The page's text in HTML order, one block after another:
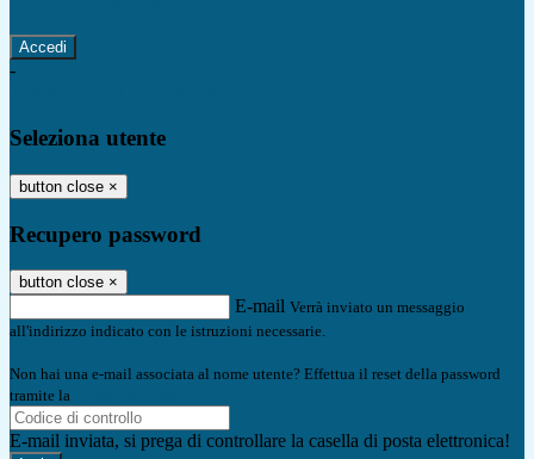
-
Seleziona utente
button close ×
Recupero password
button close ×
E-mail Verrà inviato un messaggio
all'indirizzo indicato con le istruzioni necessarie.
Non hai una e-mail associata al nome utente? Effettua il reset della password
tramite la
E-mail inviata, si prega di controllare la casella di posta elettronica!